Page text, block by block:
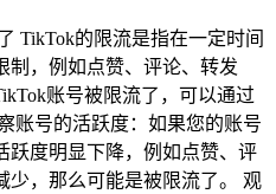
TikTok的限流是指在一定时间
制，例如点赞、评论、转发
账号被限流了，可以通过
账号的活跃度：如果您的账号
跃度明显下降，例如点赞、评
少，那么可能是被限流了。 观